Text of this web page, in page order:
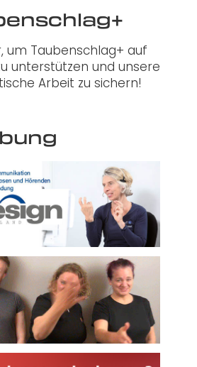
um Taubenschlag+ auf
unterstützen und unsere
Arbeit zu sichern!